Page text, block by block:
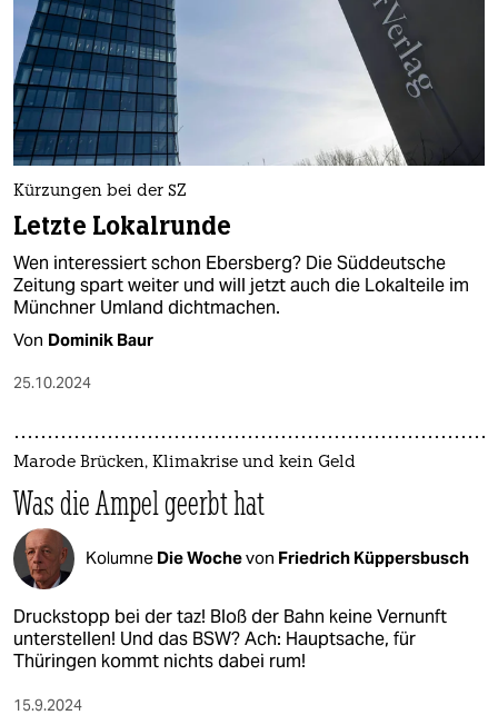
Kürzungen bei der SZ
Letzte Lokalrunde
Wen interessiert schon Ebersberg? Die Süddeutsche
Zeitung spart weiter und will jetzt auch die Lokalteile im
Münchner Umland dichtmachen.
Von Dominik Baur
25.10.2024
Marode Brücken, Klimakrise und kein Geld
Was die Ampel geerbt hat
Kolumne Die Wochevon Friedrich Küppersbusch
Druckstopp bei der taz! Bloß der Bahn keine Vernunft
unterstellen! Und das BSW? Ach: Hauptsache, für
Thüringen kommt nichts dabei rum!
15.9.2024